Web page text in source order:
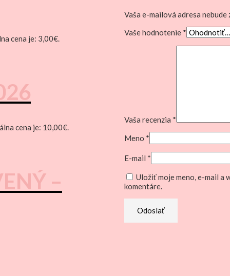
Vaša e-mailová adresa nebude
Vaše hodnotenie *
Vaša recenzia *
Meno *
E-mail *
Uložiť moje meno, e-mail a
komentáre.
cena je: 3,00€.
cena je: 10,00€.
–